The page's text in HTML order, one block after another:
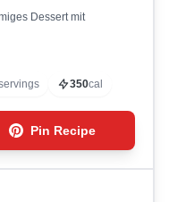
Dessert mit
350cal
Pin Recipe